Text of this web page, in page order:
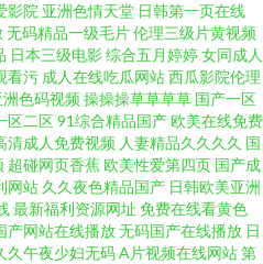
网站网址大全 91深夜电影 91海角原创
区人妻系列 在线五区 91性生活免费看
在线 www18国产 蜜桃视频下载 91啪啪
看X片新入口 91视频第一线路 中文字幕
午夜福利老湿机视频 黄色仓库直接进
影院 亚洲色情天堂 日韩第一页在线
无码精品一级毛片伦理三级片黄视频
日本三级电影综合五月婷婷女同成人
看污 成人在线吃瓜网站西瓜影院伦理
洲色码视频操操操草草草草 国产一区
区二区91综合精品国产欧美在线免费
清成人免费视频 人妻精品久久久久 国
超碰网页香蕉欧美性爱第四页 国产成
网站 久久夜色精品国产 日韩欧美亚洲
最新福利资源网址 免费在线看黄色
产网站在线播放无码国产在线播放 日
久午夜少妇无码A片视频在线网站第